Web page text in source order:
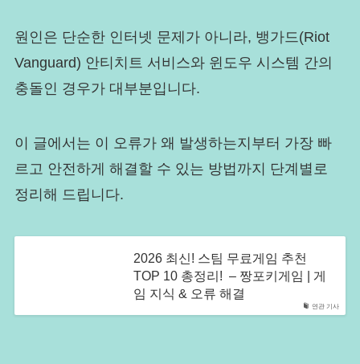
원인은 단순한 인터넷 문제가 아니라, 뱅가드(Riot
Vanguard) 안티치트 서비스와 윈도우 시스템 간의
충돌인 경우가 대부분입니다.
이 글에서는 이 오류가 왜 발생하는지부터 가장 빠
르고 안전하게 해결할 수 있는 방법까지 단계별로
정리해 드립니다.
연관 기사
2026 최신! 스팀 무료게임 추천
TOP 10 총정리! – 짱포키게임 | 게
임 지식 & 오류 해결